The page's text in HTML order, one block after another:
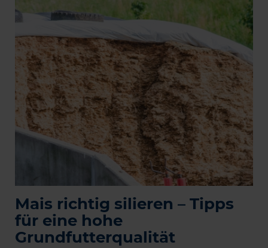
Mais richtig silieren – Tipps
für eine hohe
Grundfutterqualität